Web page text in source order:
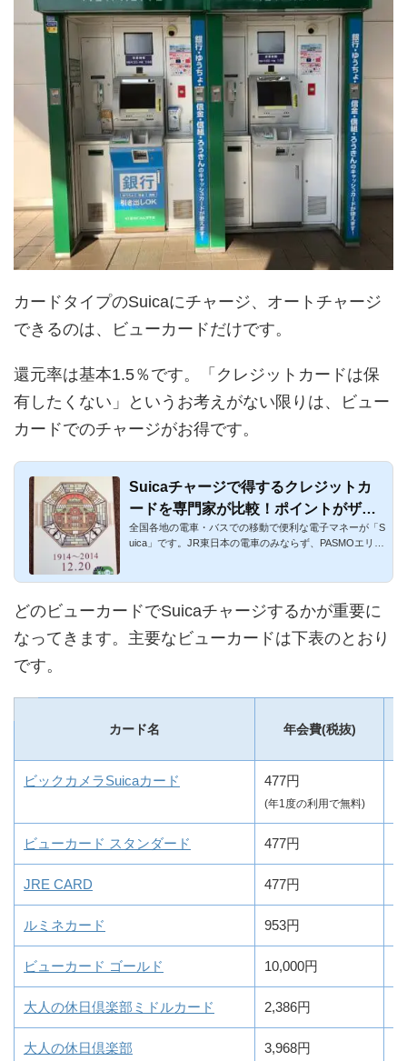
カードタイプのSuicaにチャージ、オートチャージ
できるのは、ビューカードだけです。
還元率は基本1.5％です。「クレジットカードは保
有したくない」というお考えがない限りは、ビュー
カードでのチャージがお得です。
Suicaチャージで得するクレジットカ
ードを専門家が比較！ポイントがザク
ザク貯まる！
全国各地の電車・バスでの移動で便利な電子マネーが「S
uica」です。JR東日本の電車のみならず、PASMOエリ
どのビューカードでSuicaチャージするかが重要に
なってきます。主要なビューカードは下表のとおり
です。
カード名 年会費(税抜)
ビックカメラSuicaカード 477円
(年1度の利用で無料)
ビューカード スタンダード 477円
JRE CARD 477円
ルミネカード 953円
ビューカード ゴールド 10,000円
大人の休日倶楽部ミドルカード 2,386円
大人の休日倶楽部
3,968円